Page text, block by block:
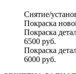
Снятие/
Покраска
Покраска
6500 руб.
Покраска
6000 руб.